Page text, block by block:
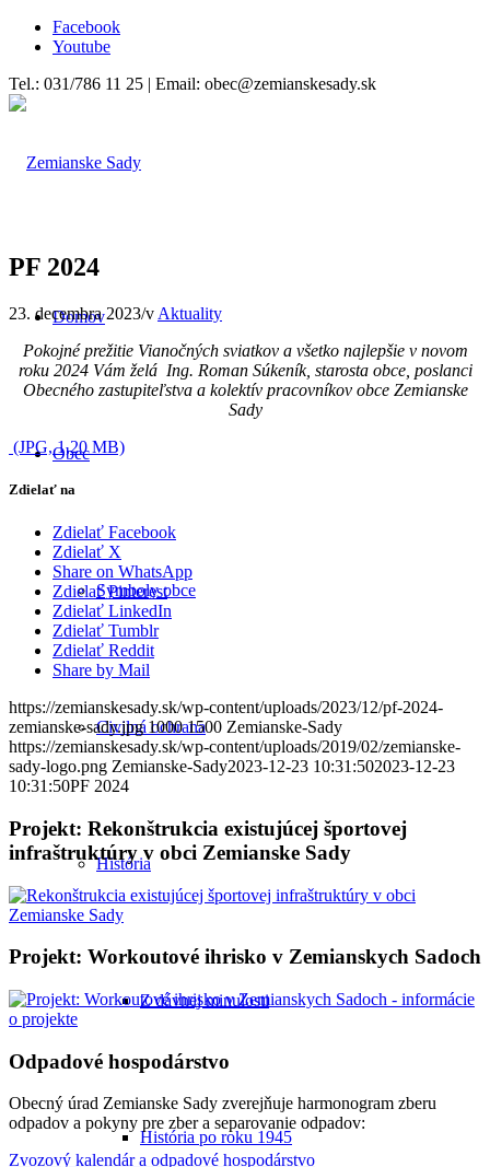
Facebook
Youtube
Tel.: 031/786 11 25 | Email: obec@zemianskesady.sk
Domov
Obec
Symboly obce
Civilná ochrana
História
Z dávnej minulosti
História po roku 1945
PF 2024
23. decembra 2023/v Aktuality
Pokojné prežitie Vianočných sviatkov a všetko najlepšie v novom
roku 2024 Vám želá Ing. Roman Súkeník, starosta obce, poslanci
Obecného zastupiteľstva a kolektív pracovníkov obce Zemianske
Sady
(JPG, 1,20 MB)
Zdielať na
Zdielať Facebook
Zdielať X
Share on WhatsApp
Zdielať Pinterest
Zdielať LinkedIn
Zdielať Tumblr
Zdielať Reddit
Share by Mail
https://zemianskesady.sk/wp-content/uploads/2023/12/pf-2024-
zemianske-sady.jpg 1000 1500 Zemianske-Sady
https://zemianskesady.sk/wp-content/uploads/2019/02/zemianske-
sady-logo.png Zemianske-Sady2023-12-23 10:31:502023-12-23
10:31:50PF 2024
Projekt: Rekonštrukcia existujúcej športovej
infraštruktúry v obci Zemianske Sady
Projekt: Workoutové ihrisko v Zemianskych Sadoch
Odpadové hospodárstvo
Obecný úrad Zemianske Sady zverejňuje harmonogram zberu
odpadov a pokyny pre zber a separovanie odpadov:
Zvozový kalendár a odpadové hospodárstvo